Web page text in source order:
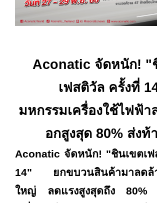
Aconatic จัดหนัก! "
เฟสติวัล ครั้งที่
มหกรรมเครื่องใช้ไฟฟ้า
อกสูงสุด 80% ส่งท้
Aconatic จัดหนัก! "ชินเขตเฟ
14" ยกขบวนสินค้ามาลดล้า
ใหญ่ ลดแรงสูงสุดถึง 80%